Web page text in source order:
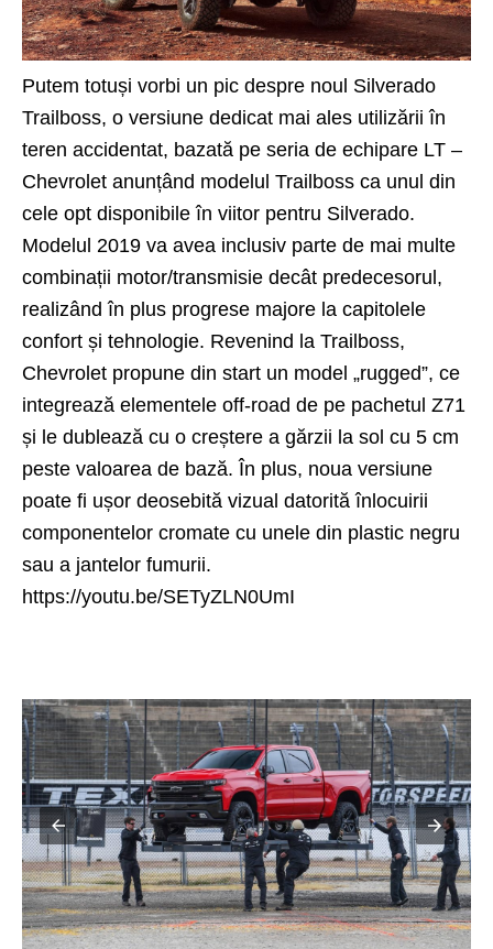
Putem totuși vorbi un pic despre noul Silverado
Trailboss, o versiune dedicat mai ales utilizării în
teren accidentat, bazată pe seria de echipare LT –
Chevrolet anunțând modelul Trailboss ca unul din
cele opt disponibile în viitor pentru Silverado.
Modelul 2019 va avea inclusiv parte de mai multe
combinații motor/transmisie decât predecesorul,
realizând în plus progrese majore la capitolele
confort și tehnologie. Revenind la Trailboss,
Chevrolet propune din start un model „rugged”, ce
integrează elementele off-road de pe pachetul Z71
și le dublează cu o creștere a gărzii la sol cu 5 cm
peste valoarea de bază. În plus, noua versiune
poate fi ușor deosebită vizual datorită înlocuirii
componentelor cromate cu unele din plastic negru
sau a jantelor fumurii.
https://youtu.be/SETyZLN0UmI